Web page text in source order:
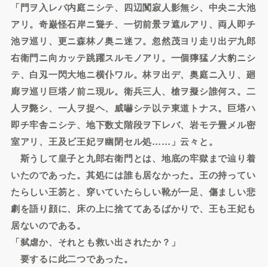
「門ヲ入レバ内庭ニシテ、四辺闃寂人影無シ、中央ニ大池
アリ。奇巌怪石岸ニ聳チ、一切前景ヲ遮ルアリ、両人即チ
池ヲ巡リ、更ニ森林ノ奥ニ迷フ。忽然茂ヨリ走リ出デ九郎
右衛門ニ向カッテ跳躍スルモノアリ。一個獰猛ノ大豹ニシ
テ、白刄一閃大地ニ横仆ワル。林ヲ出デ、奥庭ニ入リ、廻
廊ヲ巡リ巨塔ノ前ニ現ル。衛兵三人、槍ヲ擬シ誰何ス。二
人ヲ斃シ、一人ヲ捉ヘ、威嚇シテ以テ東道トナス。巨塔ハ
即チ牢舎ニシテ、地下数丈階段ヲ下レバ、岩モテ畳メル密
室アリ、王及ビ王妃ヲ幽閉セル処……」云々と。
斯うして皇子と九郎右衛門とは、地底の牢獄まで辿り着
いたのであった。其処には誰も居なかった。王の持ってい
たらしい王笏と、穿いていたらしい靴が一足、傷ましい悲
劇を語り顔に、床の上に捨ててあるばかりで、王も王妃も
居ないのである。
「弑虐か、それとも救い出されたか？」
要するに此二つであった。